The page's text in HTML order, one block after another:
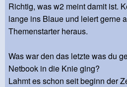
Richtig, was w2 meint damit ist.
lange ins Blaue und leiert gerne
Themenstarter heraus.
Was war den das letzte was du
Netbook in die Knie ging?
Lahmt es schon seit beginn der